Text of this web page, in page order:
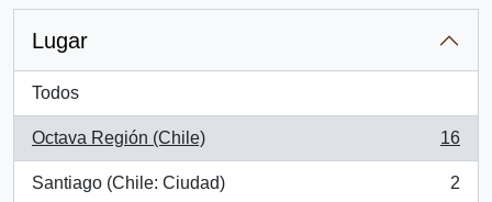
Lugar
Todos
Octava Región (Chile)
, 16 resultados
16
Santiago (Chile: Ciudad)
, 2 resultados
2